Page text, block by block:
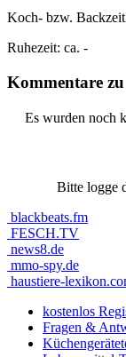
Koch- bzw.
Ruhezeit: ca. -
Kommentare
Es wurden noch
Bitte logge
blackbeats.fm
FESCH.TV
news8.de
mmo-spy.de
haustiere-
kostenlos
Fragen &